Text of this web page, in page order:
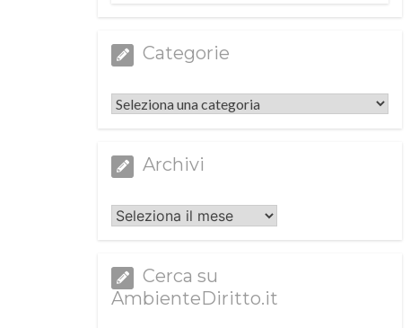
Categorie
Categorie
Archivi
Archivi
Cerca su
AmbienteDiritto.it